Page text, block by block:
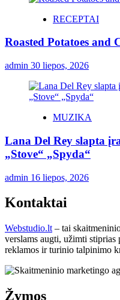
RECEPTAI
Roasted Potatoes and
admin 30 liepos, 2026
MUZIKA
Lana Del Rey slapta
„Stove“ „Spyda“
admin 16 liepos, 2026
Kontaktai
Webstudio.lt – tai
verslams augti, užimti
reklamos ir turinio talpinimo
Žymos